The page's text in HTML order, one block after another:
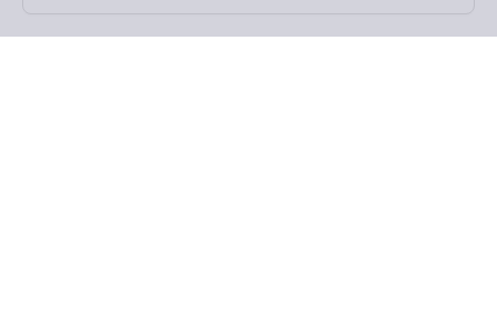
Theo dõi chúng tôi trên